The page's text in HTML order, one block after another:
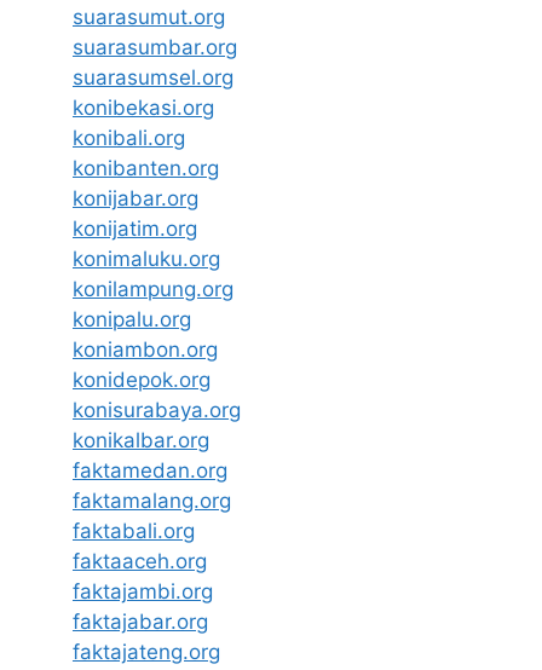
suarasumut.org
suarasumbar.org
suarasumsel.org
konibekasi.org
konibali.org
konibanten.org
konijabar.org
konijatim.org
konimaluku.org
konilampung.org
konipalu.org
koniambon.org
konidepok.org
konisurabaya.org
konikalbar.org
faktamedan.org
faktamalang.org
faktabali.org
faktaaceh.org
faktajambi.org
faktajabar.org
faktajateng.org